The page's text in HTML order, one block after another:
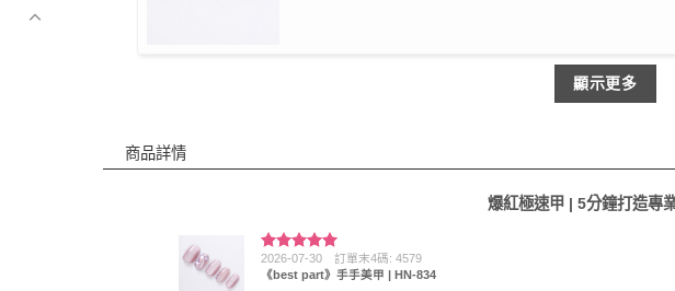
顯示更多
商品詳情
爆紅極速甲 | 5分鐘打造專
評分5滿
分 5
2026-07-30
訂單末4碼: 4579
《best part》手手美甲 | HN-834